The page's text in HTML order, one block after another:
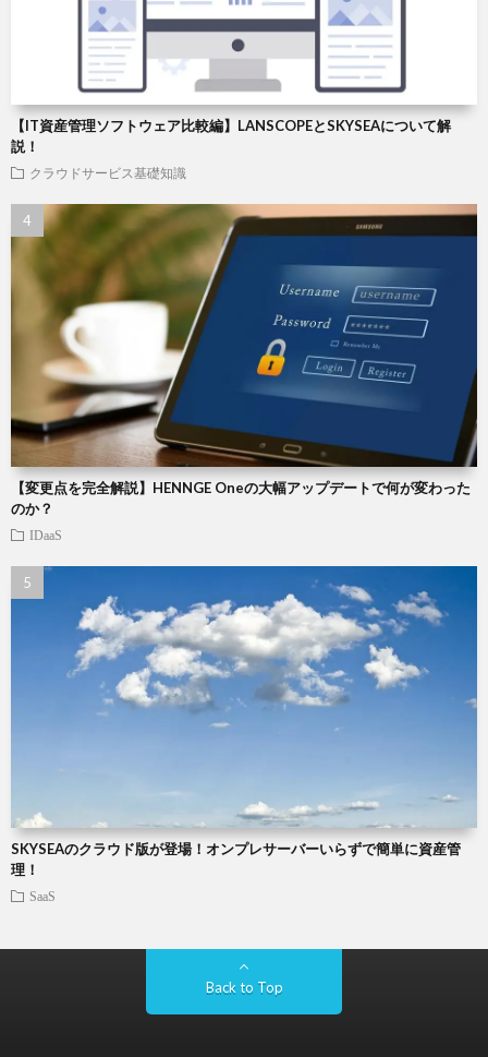
【IT資産管理ソフトウェア比較編】LANSCOPEとSKYSEAについて解
説！
クラウドサービス基礎知識
【変更点を完全解説】HENNGE Oneの大幅アップデートで何が変わった
のか？
IDaaS
SKYSEAのクラウド版が登場！オンプレサーバーいらずで簡単に資産管
理！
SaaS
Back to Top